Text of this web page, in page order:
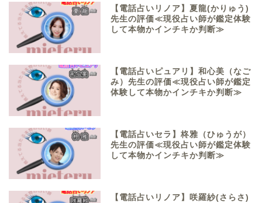
【電話占いリノア】夏龍(かりゅう)
先生の評価≪現役占い師が鑑定体験
して本物かインチキか判断≫
【電話占いピュアリ】和心美（なご
み）先生の評価≪現役占い師が鑑定
体験して本物かインチキか判断≫
【電話占いセラ】柊雅（ひゅうが）
先生の評価≪現役占い師が鑑定体験
して本物かインチキか判断≫
【電話占いリノア】咲羅紗(さらさ)